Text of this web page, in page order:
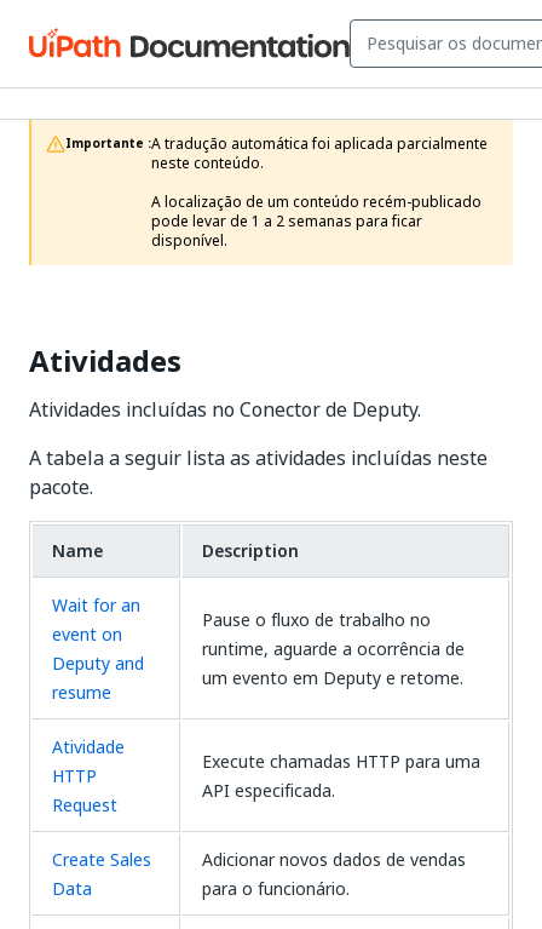
Importante :A tradução automática foi aplicada parcialmente
neste conteúdo.
A localização de um conteúdo recém-publicado
pode levar de 1 a 2 semanas para ficar
disponível.
Atividades
Atividades incluídas no Conector de Deputy.
A tabela a seguir lista as atividades incluídas neste
pacote.
Name Description
Wait for an
event on
Deputy and
resume
Pause o fluxo de trabalho no
runtime, aguarde a ocorrência de
um evento em Deputy e retome.
Atividade
HTTP
Request
Execute chamadas HTTP para uma
API especificada.
Create Sales
Data
Adicionar novos dados de vendas
para o funcionário.